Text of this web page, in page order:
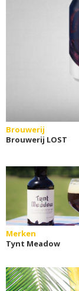
Brouwerij
Brouwerij LOST
Merken
Tynt Meadow